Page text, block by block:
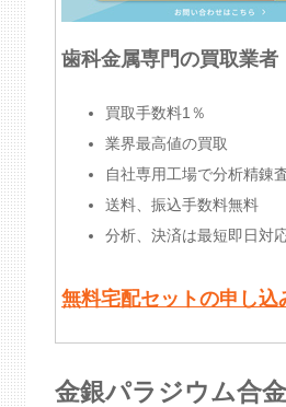
歯科金属専門の買取業者
買取手数料1％
業界最高値の買取
自社専用工場で分析精錬
送料、振込手数料無料
分析、決済は最短即日対
無料宅配セットの申し込
金銀パラジウム合